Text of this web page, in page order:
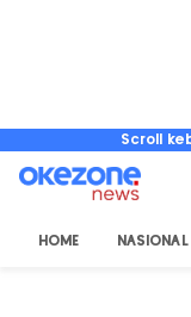
Scroll
HOME NASIONAL